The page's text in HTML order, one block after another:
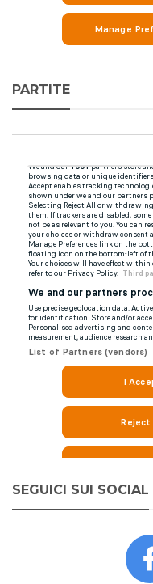
PARTITE
SEGUICI SUI SOCIAL